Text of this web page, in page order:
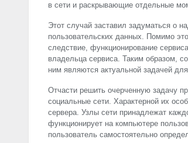
в сети и раскрывающие отдельные
Этот случай заставил задуматься о
пользовательских данных. Помимо
следствие, функционирование
владельца сервиса. Таким образом,
ним являются актуальной задачей
Отчасти решить очерченную задачу
социальные сети. Характерной их
сервера. Узлы сети принадлежат
функционирует на компьютере
пользователь самостоятельно